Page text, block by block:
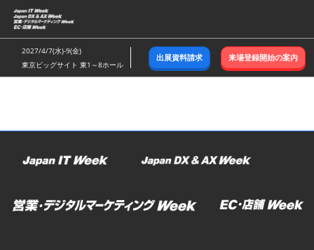
ス
キ
ッ
し
む
2027/4/7(水)-9(金)
東京ビッグサイト 東1～8ホール
出展資料請求 来場登録開始の案内